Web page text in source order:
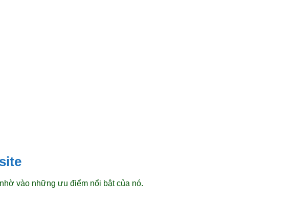
vào những ưu điểm nổi bật của nó.